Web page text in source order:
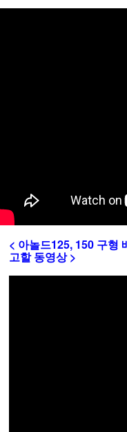
< 아놀드125, 150 구형
고할 동영상 >